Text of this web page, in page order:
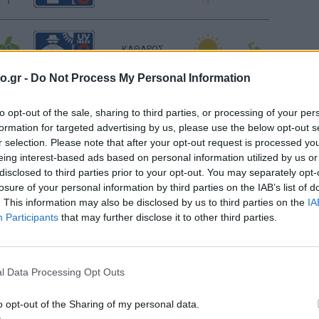
- Do Not Process My Personal Information
opt-out of the sale, sharing to third parties, or processing of your
for targeted advertising by us, please use the below opt-out
selection. Please note that after your opt-out request is processed
interest-based ads based on personal information utilized by us
to third parties prior to your opt-out. You may separately
of your personal information by third parties on the IAB’s list of
This information may also be disclosed by us to third parties on the
Participants that may further disclose it to other third parties.
Data Processing Opt Outs
opt-out of the Sharing of my personal data.
ΚΑΘΑΡΟΣ
ΚΑΘΑΡΟΣ
ΚΑΘΑΡΟΣ
Ανατολή: 06:42 - Δύση 20:27
ΚΑΘΑΡΟΣ
2026